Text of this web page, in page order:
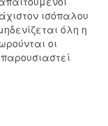
ισόπαλου
όλη η
οι